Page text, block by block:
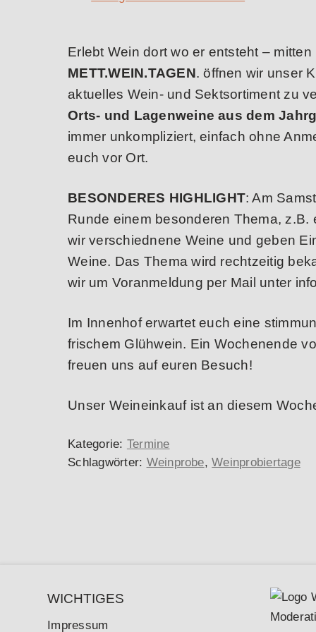
Erlebt Wein dort wo er entsteht –
METT.WEIN.TAGEN. öffnen wir unser
aktuelles Wein- und Sektsortiment zu
Orts- und Lagenweine aus dem
immer unkompliziert, einfach ohne
euch vor Ort.
BESONDERES HIGHLIGHT: Am
Runde einem besonderen Thema,
wir verschiednene Weine und geben
Weine. Das Thema wird rechtzeitig
wir um Voranmeldung per Mail unter
Im Innenhof erwartet euch eine
frischem Glühwein. Ein Wochenende
freuen uns auf euren Besuch!
Unser Weineinkauf ist an diesem
Kategorie: Termine
Schlagwörter: Weinprobe,Weinprobiertage
WICHTIGES
Impressum